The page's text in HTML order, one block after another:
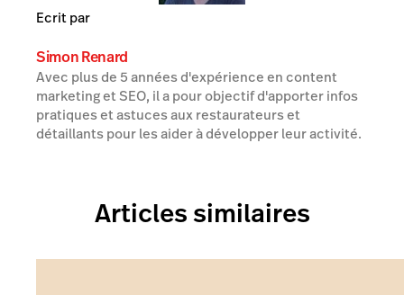
Ecrit par
Simon Renard
Avec plus de 5 années d'expérience en content
marketing et SEO, il a pour objectif d'apporter infos
pratiques et astuces aux restaurateurs et
détaillants pour les aider à développer leur activité.
Articles similaires